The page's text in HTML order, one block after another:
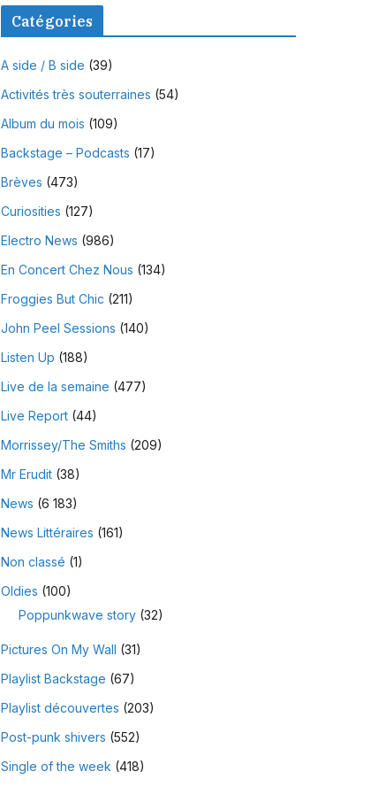
Catégories
A side / B side (39)
Activités très souterraines (54)
Album du mois (109)
Backstage – Podcasts (17)
Brèves (473)
Curiosities (127)
Electro News (986)
En Concert Chez Nous (134)
Froggies But Chic (211)
John Peel Sessions (140)
Listen Up (188)
Live de la semaine (477)
Live Report(44)
Morrissey/The Smiths (209)
Mr Erudit(38)
News (6 183)
News Littéraires (161)
Non classé (1)
Oldies (100)
Poppunkwave story(32)
Pictures On My Wall (31)
Playlist Backstage (67)
Playlist découvertes (203)
Post-punk shivers (552)
Single of the week (418)